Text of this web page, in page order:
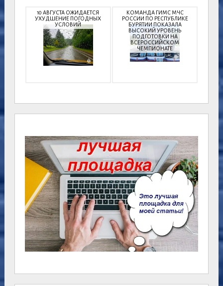
10 АВГУСТА ОЖИДАЕТСЯ
УХУДШЕНИЕ ПОГОДНЫХ
УСЛОВИЙ
КОМАНДА ГИМС МЧС
РОССИИ ПО РЕСПУБЛИКЕ
БУРЯТИИ ПОКАЗАЛА
ВЫСОКИЙ УРОВЕНЬ
ПОДГОТОВКИ НА
ВСЕРОССИЙСКОМ
ЧЕМПИОНАТЕ